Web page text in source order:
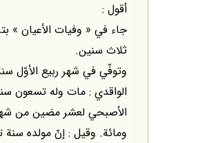
أقول :
جاء في « وفيات الأعيان »
ثلاث سنين.
وتوفّي في شهر ربيع الأوّل
الواقدي : مات وله تسعون
الأصبحي لعشر مضين من
ومائة. وقيل : إنّ مولده